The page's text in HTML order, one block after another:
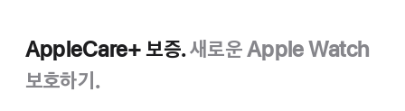
AppleCare+ 보증.새로운 Apple Watch
보호하기.